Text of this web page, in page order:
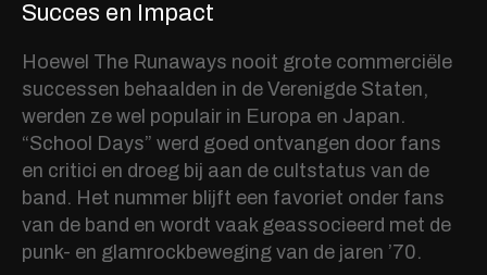
Succes en Impact
Hoewel The Runaways nooit grote commerciële
successen behaalden in de Verenigde Staten,
werden ze wel populair in Europa en Japan.
“School Days” werd goed ontvangen door fans
en critici en droeg bij aan de cultstatus van de
band. Het nummer blijft een favoriet onder fans
van de band en wordt vaak geassocieerd met de
punk- en glamrockbeweging van de jaren ’70.